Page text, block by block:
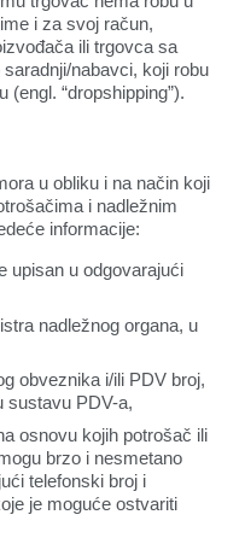
i za svoj račun,
ili trgovca sa
nabavci, koji robu
“dropshipping”).
u obliku i na način koji
i nadležnim
informacije:
upisan u odgovarajući
nadležnog organa, u
obveznika i/ili PDV broj,
sustavu PDV-a,
osnovu kojih potrošač ili
brzo i nesmetano
telefonski broj i
je moguće ostvariti